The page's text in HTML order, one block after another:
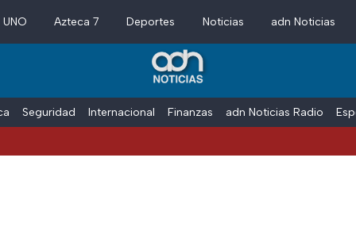
Azteca 7 Deportes Noticias adn Noticias
Seguridad Internacional Finanzas adn Noticias Radio